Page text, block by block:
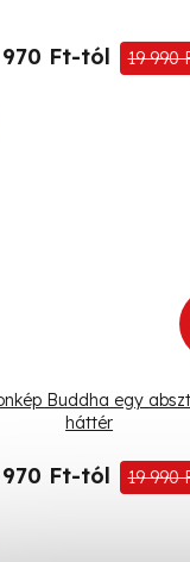
970 Ft-tól 19 990
Buddha egy
háttér
970 Ft-tól 19 990